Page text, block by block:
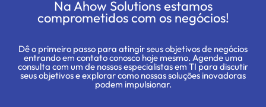
Na Ahow Solutions estamos
comprometidos com os negócios!
Dê o primeiro passo para atingir seus objetivos de negócios
entrando em contato conosco hoje mesmo. Agende uma
consulta com um de nossos especialistas em TI para discutir
seus objetivos e explorar como nossas soluções inovadoras
podem impulsionar.